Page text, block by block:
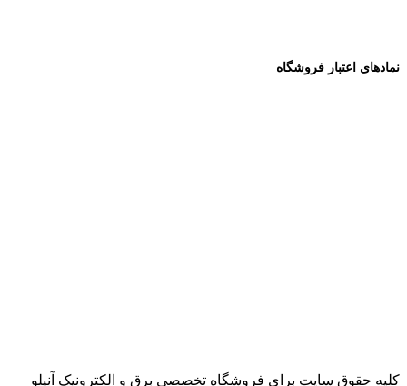
نمادهای اعتبار فروشگاه
کلیه حقوق سایت برای فروشگاه تخصصی برق و الکترونیک آنیلو